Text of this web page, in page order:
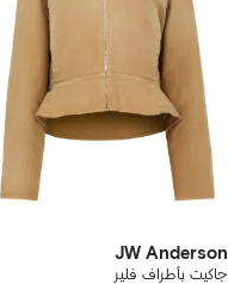
JW Anderson
جاكيت بأطراف فلير